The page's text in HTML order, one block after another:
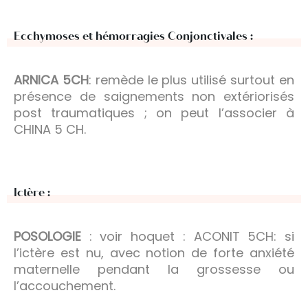
Ecchymoses et hémorragies Conjonctivales :
ARNICA 5CH: remède le plus utilisé surtout en
présence de saignements non extériorisés
post traumatiques ; on peut l’associer à
CHINA 5 CH.
Ictère :
POSOLOGIE : voir hoquet : ACONIT 5CH: si
l’ictère est nu, avec notion de forte anxiété
maternelle pendant la grossesse ou
l’accouchement.